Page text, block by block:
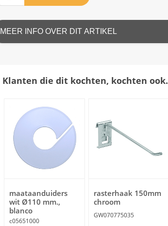
MEER INFO OVER DIT ARTIKEL
Klanten die dit kochten, kochten ook.
maataanduiders
wit Ø110 mm.,
blanco
c05651000
rasterhaak 150mm
chroom
GW070775035